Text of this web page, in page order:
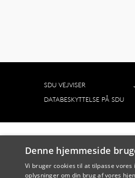
SDU VEJVISER
DATABESKYTTELSE PÅ SDU
Denne hjemmeside
Vi bruger cookies til at tilpasse
oplysninger om din brug af vores